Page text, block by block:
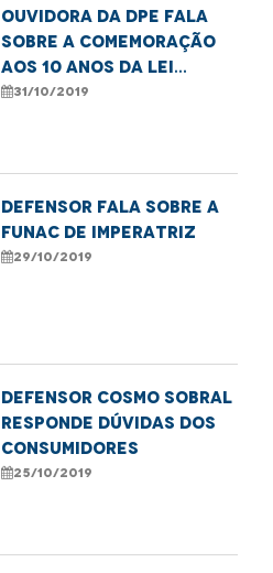
Ouvidora da DPE fala
sobre a comemoração
aos 10 anos da Lei
Complementar 132/2009
31/10/2019
Defensor fala sobre a
Funac de Imperatriz
29/10/2019
Defensor Cosmo Sobral
responde dúvidas dos
consumidores
25/10/2019